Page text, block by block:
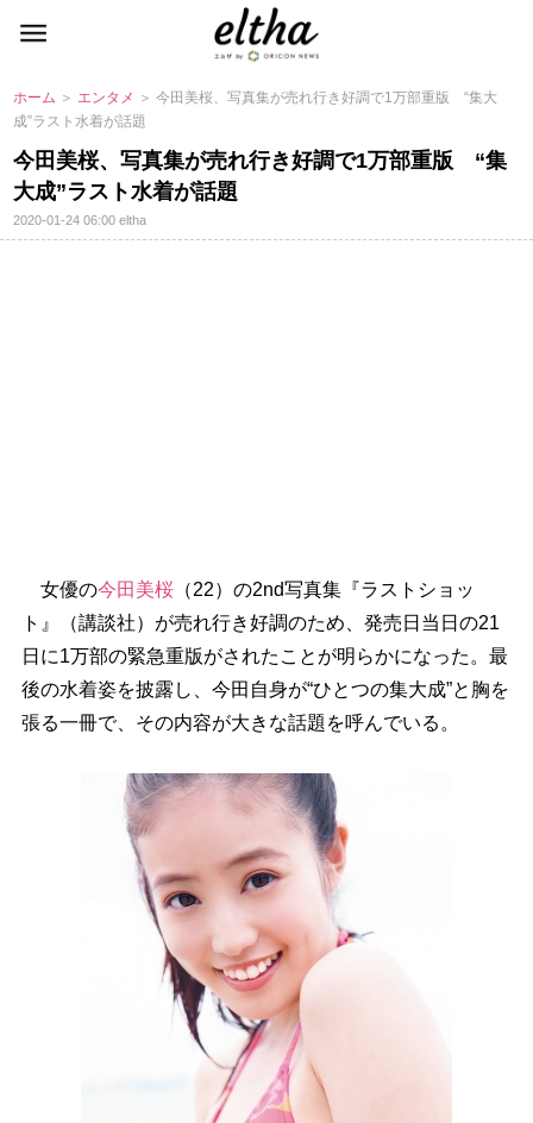
ホーム ＞ エンタメ ＞ 今田美桜、写真集が売れ行き好調で1万部重版 “集大
成”ラスト水着が話題
今田美桜、写真集が売れ行き好調で1万部重版 “集
大成”ラスト水着が話題
2020-01-24 06:00eltha
女優の今田美桜（22）の2nd写真集『ラストショッ
ト』（講談社）が売れ行き好調のため、発売日当日の21
日に1万部の緊急重版がされたことが明らかになった。最
後の水着姿を披露し、今田自身が“ひとつの集大成”と胸を
張る一冊で、その内容が大きな話題を呼んでいる。